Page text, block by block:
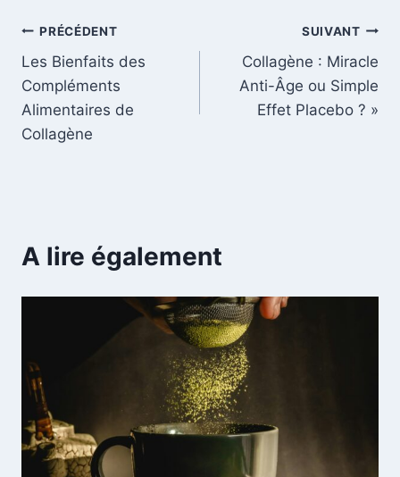
Navigation
de
l’article
PRÉCÉDENT
Les Bienfaits des
Compléments
Alimentaires de
Collagène
SUIVANT
Collagène : Miracle
Anti-Âge ou Simple
Effet Placebo ? »
A lire également